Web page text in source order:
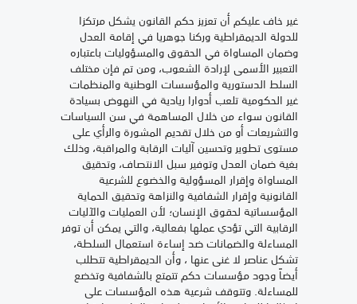
غير خاف عليكم أن تعزيز حكم القانون يشكل مرتكزا
للدولة الديمقراطية وركنا جوهريا في إقامة العدل
وضمان المساواة في الحقوق والمسؤوليات باعتباره
التعبير الأسمى لإرادة الشعوب، ومن تم فإن مختلف
السلط الدستورية والمؤسسات الوطنية والمنظمات
غير الحكومية تلعب أدوارا ريادية في النهوض بسيادة
القانون سواء من خلال المساهمة في سن السياسات
والتشريعات أو من خلال تقديم المشورة والرأي على
مستوى تطوير وتحسين آليات الرقابة والمراقبة، وذلك
بغية ضمان العدل وتوفير سبل الانتصاف، وتحقيق
المساواة وإقرار المسؤولية والخضوع للشرعية
القانونية وإقرار الشفافية والنزاهة وتحقيق الحماية
المؤسساتية لحقوق الإنسان؛ لأن العمليات والآليات
الرقابية التي تؤدي عملها بفعالية، والتي يمكن أن توفر
المساءلة والضمانات ضد إساءة استعمال السلطة،
تشكل عناصر لا غنى عنها ، وأن الديمقراطية تتطلب
أيضاً وجود مؤسسات حكم تتمتع بالشفافية وتخضع
للمساءلة. وتتوقف شرعية هذه المؤسسات على